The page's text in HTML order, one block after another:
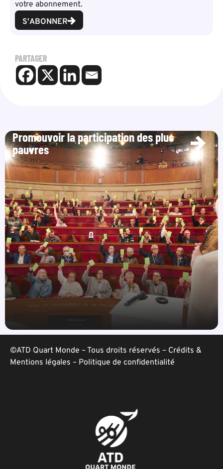
votre abonnement.
S'ABONNER
PARTAGER
Promouvoir la participation des plus
pauvres
©ATD Quart Monde – Tous droits réservés – Crédits &
Mentions légales – Politique de confidentialité